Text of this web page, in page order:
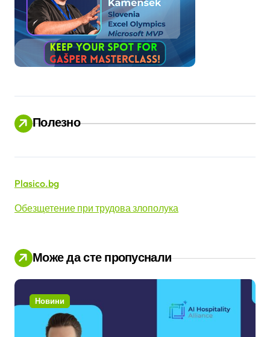
Полезно
Plasico.bg
Обезщетение при трудова злополука
Може да сте пропуснали
Новини